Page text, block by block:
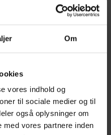
Om
vores indhold og
til sociale medier og til
også oplysninger om
vores partnere inden
var
af Erhvervs Get-
ejerledere og
til en aften
De tre
Hauen, lektor og
fra Aalborg
ph.d. Eva Mærsk.